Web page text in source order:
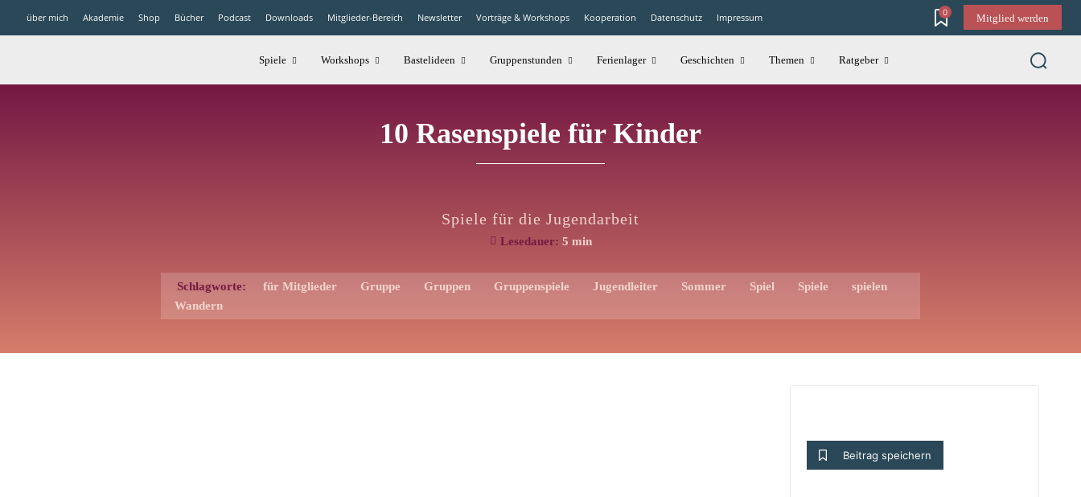
über mich Akademie Shop Bücher Podcast Downloads Mitglieder-Bereich Newsletter Vorträge & Workshops Kooperation Datenschutz Impressum 0
Mitglied werden
Spiele Workshops Bastelideen Gruppenstunden Ferienlager Geschichten Themen Ratgeber
10 Rasenspiele für Kinder
Spiele für die Jugendarbeit
Lesedauer: 5 min
Schlagworte: für Mitglieder Gruppe Gruppen Gruppenspiele Jugendleiter Sommer Spiel Spiele
spielen
Wandern
Beitrag speichern